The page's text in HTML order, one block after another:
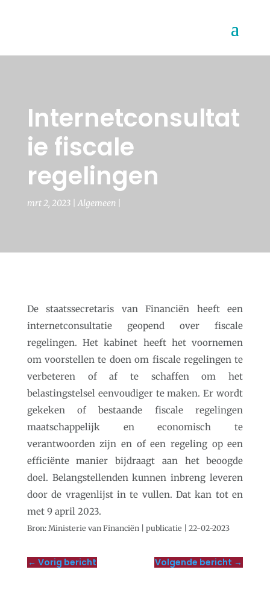
Internetconsultat
ie fiscale
regelingen
mrt 2, 2023 Algemeen
De staatssecretaris van Financiën heeft een
internetconsultatie geopend over fiscale
regelingen. Het kabinet heeft het voornemen
om voorstellen te doen om fiscale regelingen te
verbeteren of af te schaffen om het
belastingstelsel eenvoudiger te maken. Er wordt
gekeken of bestaande fiscale regelingen
maatschappelijk en economisch te
verantwoorden zijn en of een regeling op een
efficiënte manier bijdraagt aan het beoogde
doel. Belangstellenden kunnen inbreng leveren
door de vragenlijst in te vullen. Dat kan tot en
met 9 april 2023.
Bron: Ministerie van Financiën | publicatie | 22-02-2023
← Vorig bericht Volgende bericht →